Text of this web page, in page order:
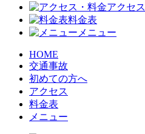
アクセス
料金表
メニュー
HOME
交通事故
初めての方へ
アクセス
料金表
メニュー